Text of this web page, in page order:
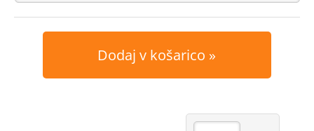
Dodaj v košarico